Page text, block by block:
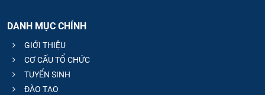
DANH MỤC CHÍNH
GIỚI THIỆU
CƠ CẤU TỔ CHỨC
TUYỂN SINH
ĐÀO TẠO